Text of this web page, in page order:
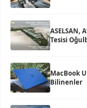
ASELSAN,
Tesisi
MacBook
Bilinenler